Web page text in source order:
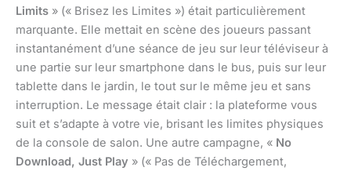
Limits » (« Brisez les Limites ») était particulièrement
marquante. Elle mettait en scène des joueurs passant
instantanément d’une séance de jeu sur leur téléviseur à
une partie sur leur smartphone dans le bus, puis sur leur
tablette dans le jardin, le tout sur le même jeu et sans
interruption. Le message était clair : la plateforme vous
suit et s’adapte à votre vie, brisant les limites physiques
de la console de salon. Une autre campagne, « No
Download, Just Play » (« Pas de Téléchargement,